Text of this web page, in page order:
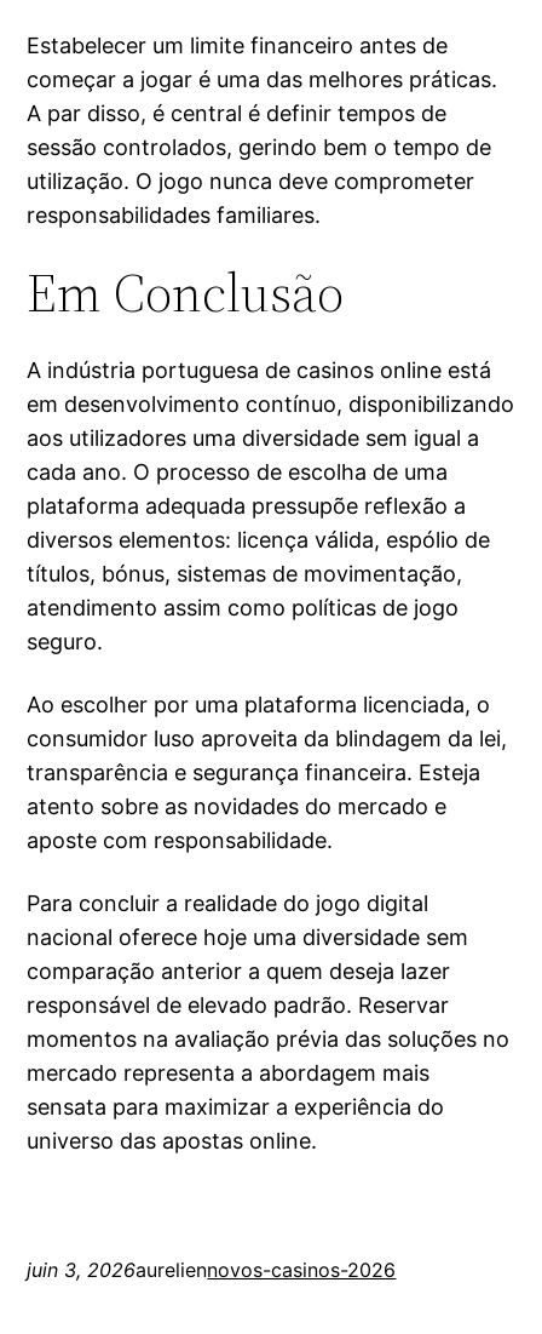
Estabelecer um limite financeiro antes de
começar a jogar é uma das melhores práticas.
A par disso, é central é definir tempos de
sessão controlados, gerindo bem o tempo de
utilização. O jogo nunca deve comprometer
responsabilidades familiares.
Em Conclusão
A indústria portuguesa de casinos online está
em desenvolvimento contínuo, disponibilizando
aos utilizadores uma diversidade sem igual a
cada ano. O processo de escolha de uma
plataforma adequada pressupõe reflexão a
diversos elementos: licença válida, espólio de
títulos, bónus, sistemas de movimentação,
atendimento assim como políticas de jogo
seguro.
Ao escolher por uma plataforma licenciada, o
consumidor luso aproveita da blindagem da lei,
transparência e segurança financeira. Esteja
atento sobre as novidades do mercado e
aposte com responsabilidade.
Para concluir a realidade do jogo digital
nacional oferece hoje uma diversidade sem
comparação anterior a quem deseja lazer
responsável de elevado padrão. Reservar
momentos na avaliação prévia das soluções no
mercado representa a abordagem mais
sensata para maximizar a experiência do
universo das apostas online.
juin 3, 2026aureliennovos-casinos-2026